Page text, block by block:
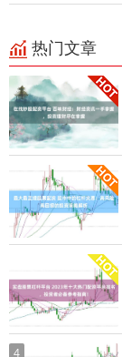
热门文章
4